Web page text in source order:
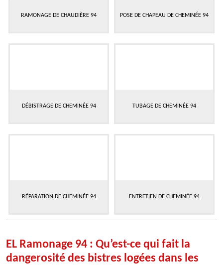
RAMONAGE DE CHAUDIÈRE 94 POSE DE CHAPEAU DE CHEMINÉE 94
DÉBISTRAGE DE CHEMINÉE 94 TUBAGE DE CHEMINÉE 94
RÉPARATION DE CHEMINÉE 94 ENTRETIEN DE CHEMINÉE 94
EL Ramonage 94 : Qu’est-ce qui fait la
dangerosité des bistres logées dans les